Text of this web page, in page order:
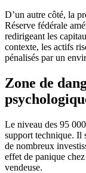
D’un autre côté, la
Réserve fédérale
redirigeant les
contexte, les actifs
pénalisés par un
Zone de
Le niveau des 95
support technique. Il
de nombreux
effet de panique
vendeuse.